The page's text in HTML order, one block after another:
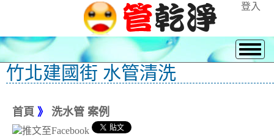
登入
竹北建國街 水管清洗
首頁 》 洗水管 案例